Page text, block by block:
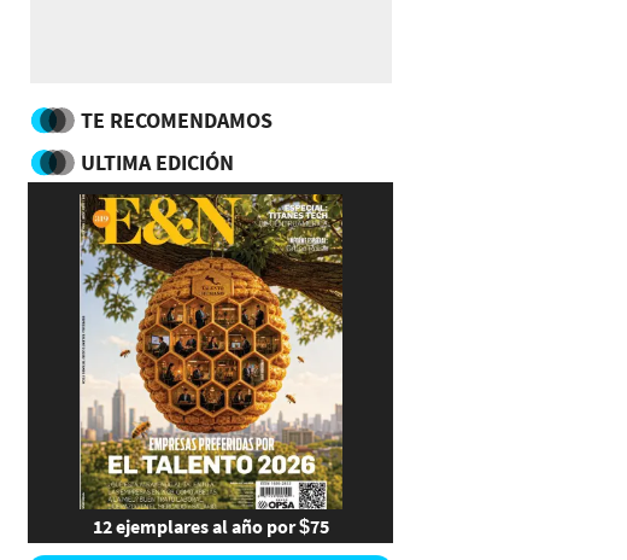
TE RECOMENDAMOS
ULTIMA EDICIÓN
12 ejemplares al año por $75